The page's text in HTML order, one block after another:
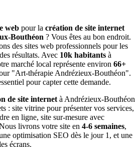
web pour la création de site internet
Bouthéon ? Vous êtes au bon endroit.
des sites web professionnels pour les
résultats. Avec 10k habitants à
marché local représente environ 66+
"Art-thérapie Andrézieux-Bouthéon".
pour capter cette demande.
de site internet à Andrézieux-Bouthéon
: site vitrine pour présenter vos services,
en ligne, site sur-mesure avec
livrons votre site en 4-6 semaines,
optimisation SEO dès le jour 1, et une
écrans.